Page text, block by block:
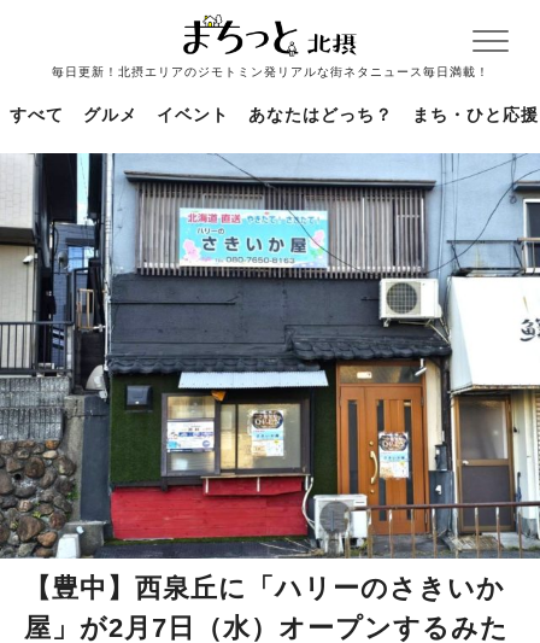
毎日更新！北摂エリアのジモトミン発リアルな街ネタニュース毎日満載！
すべて グルメ イベント あなたはどっち？ まち・ひと応援
【豊中】西泉丘に「ハリーのさきいか
屋」が2月7日（水）オープンするみた